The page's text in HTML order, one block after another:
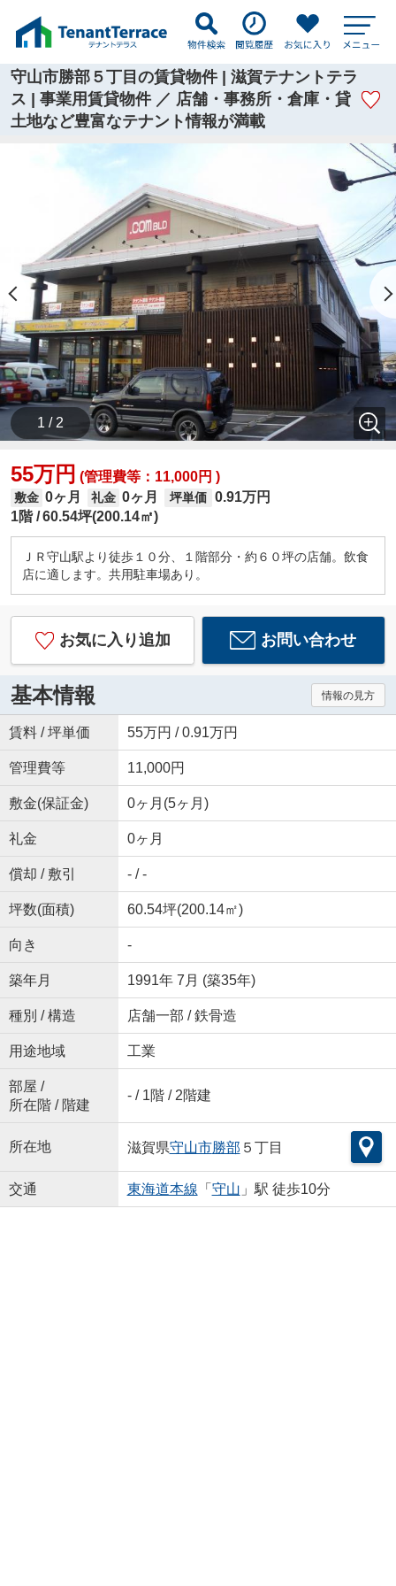
守山市勝部５丁目の賃貸物件 | 滋賀テナントテラ
ス | 事業用賃貸物件 ／ 店舗・事務所・倉庫・貸
土地など豊富なテナント情報が満載
1 / 2
55万円 (管理費等：11,000円 )
敷金 0ヶ月 礼金 0ヶ月 坪単価 0.91万円
1階 60.54坪(200.14㎡)
ＪＲ守山駅より徒歩１０分、１階部分・約６０坪の店舗。飲食
店に適します。共用駐車場あり。
お気に入り追加 お問い合わせ
基本情報 情報の見方
賃料 / 坪単価 55万円 / 0.91万円
管理費等 11,000円
敷金(保証金) 0ヶ月(5ヶ月)
礼金 0ヶ月
償却 / 敷引 - / -
坪数(面積) 60.54坪(200.14㎡)
向き -
築年月 1991年 7月 (築35年)
種別 / 構造 店舗一部 / 鉄骨造
用途地域 工業
部屋 /
所在階 / 階建
- / 1階 / 2階建
所在地 滋賀県守山市勝部 ５丁目
交通 東海道本線 「 守山 」駅 徒歩10分